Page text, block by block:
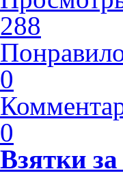
288
0
0
Взятки